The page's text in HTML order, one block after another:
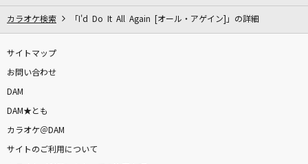
カラオケ検索 「I'd Do It All Again [オール・アゲイン]」の詳細
サイトマップ
お問い合わせ
DAM
DAM★とも
カラオケ＠DAM
サイトのご利用について